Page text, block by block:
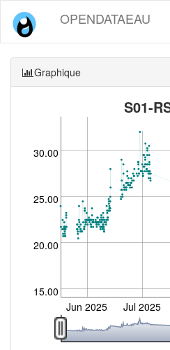
OPENDATAEAU
Graphique
S01-
15.00
20.00
25.00
30.00
Jun 2025 Jul 2025